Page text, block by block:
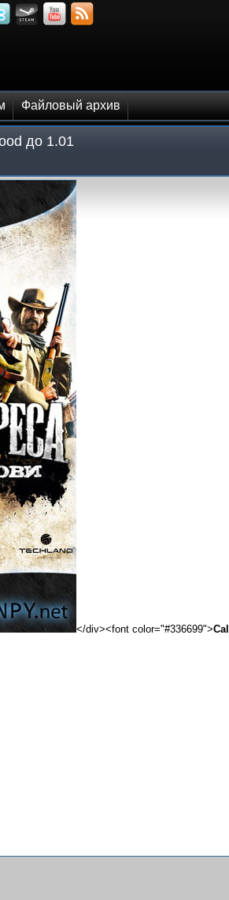
Файловый архив
до 1.01
</div><font color="#336699">